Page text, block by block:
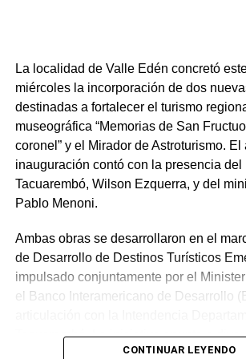
por el Observatorio de Turismo
La localidad de Valle Edén concretó
miércoles la incorporación de dos
destinadas a fortalecer el turismo
museográfica “Memorias de San
coronel” y el Mirador de Astroturismo. El
inauguración contó con la presencia del
Tacuarembó, Wilson Ezquerra, y del
Pablo Menoni.
Ambas obras se desarrollaron en el
de Desarrollo de Destinos Turísticos
impulsado conjuntamente por el
el Banco Interamericano de Desarrollo
Tacuarembó. La iniciativa apunta a
el atractivo de las Quebradas del Norte.
CONTINUAR LEYENDO